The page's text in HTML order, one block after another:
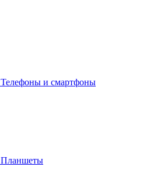
Телефоны и смартфоны
Планшеты